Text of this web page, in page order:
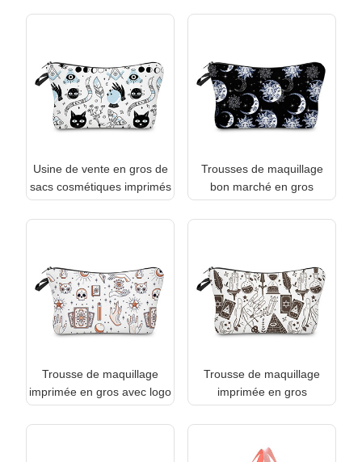
Usine de vente en gros de
sacs cosmétiques imprimés
Trousses de maquillage
bon marché en gros
Trousse de maquillage
imprimée en gros avec logo
Trousse de maquillage
imprimée en gros